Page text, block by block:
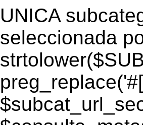
UNICA
seleccionada